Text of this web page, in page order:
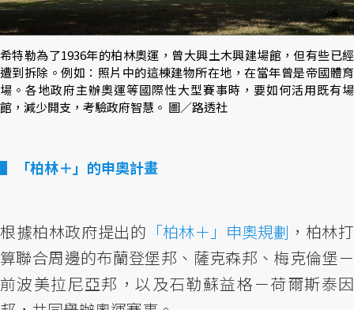
希特勒為了1936年的柏林奧運，曾大興土木興建場館，但有些已經
遭到拆除。例如：照片中的這棟建物所在地，在當年曾是帝國體育
場。各地政府主辦奧運等國際性大型賽事時，要如何活用既有場
館，減少開支，考驗政府智慧。 圖／路透社
「柏林＋」的申奧計畫
根據柏林政府提出的 「柏林＋」申奧規劃 ，柏林打
算聯合周邊的布蘭登堡邦、薩克森邦、梅克倫堡－
前波美拉尼亞邦，以及石勒蘇益格－荷爾斯泰因